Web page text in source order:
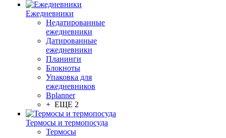
Ежедневники
Недатированные
ежедневники
Датированные
ежедневники
Планинги
Блокноты
Упаковка для
ежедневников
Bplanner
+ ЕЩЕ 2
Термосы и термопосуда
Термосы